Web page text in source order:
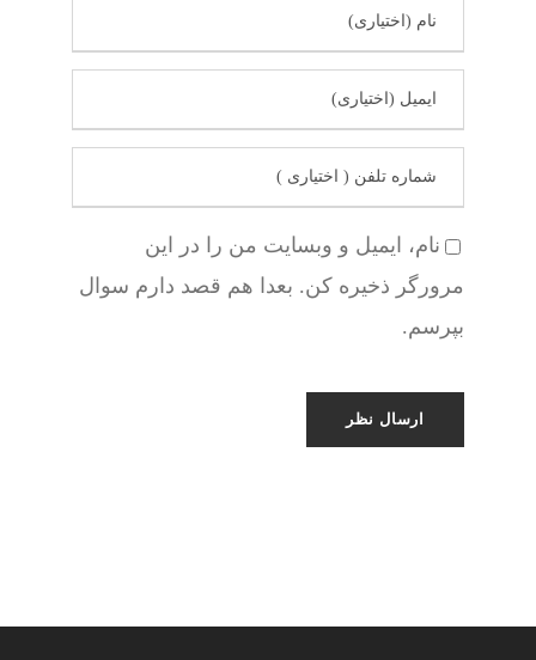
نام، ایمیل و وبسایت من را در این
مرورگر ذخیره کن. بعدا هم قصد دارم سوال
بپرسم.